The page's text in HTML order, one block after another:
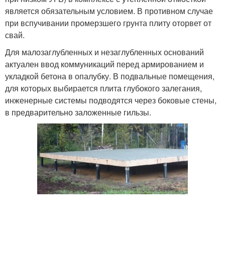
является обязательным условием. В противном случае
при вспучивании промерзшего грунта плиту оторвет от
свай.
Для малозаглубленных и незаглубленных оснований
актуален ввод коммуникаций перед армированием и
укладкой бетона в опалубку. В подвальные помещения,
для которых выбирается плита глубокого залегания,
инженерные системы подводятся через боковые стены,
в предварительно заложенные гильзы.